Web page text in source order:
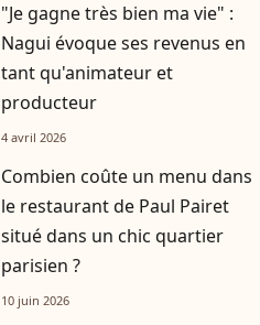
"Je gagne très bien ma vie" :
Nagui évoque ses revenus en
tant qu'animateur et
producteur
4 avril 2026
Combien coûte un menu dans
le restaurant de Paul Pairet
situé dans un chic quartier
parisien ?
10 juin 2026